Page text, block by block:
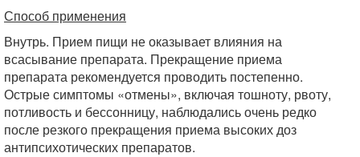
Способ применения
Внутрь. Прием пищи не оказывает влияния на
всасывание препарата. Прекращение приема
препарата рекомендуется проводить постепенно.
Острые симптомы «отмены», включая тошноту, рвоту,
потливость и бессонницу, наблюдались очень редко
после резкого прекращения приема высоких доз
антипсихотических препаратов.